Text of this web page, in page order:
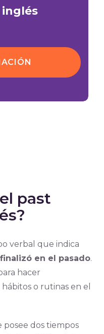
past
verbal que indica
en el pasado.
hacer
o rutinas en el
posee dos tiempos